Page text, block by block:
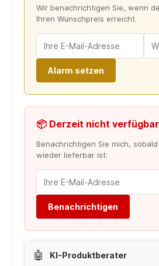
Wir benachrichtigen Sie, wenn
Ihren Wunschpreis erreicht.
Alarm setzen
📦 Derzeit nicht verfügbar
Benachrichtigen Sie mich,
wieder lieferbar ist:
Benachrichtigen
🤖 KI-Produktberater